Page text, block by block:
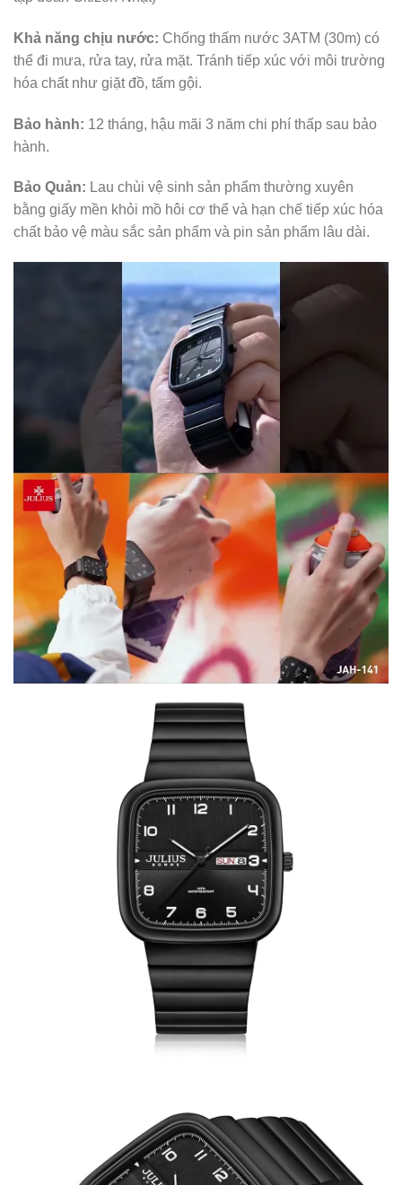
Khả năng chịu nước: Chống thấm nước 3ATM (30m) có
thể đi mưa, rửa tay, rửa mặt. Tránh tiếp xúc với môi trường
hóa chất như giặt đồ, tấm gội.
Bảo hành: 12 tháng, hậu mãi 3 năm chi phí thấp sau bảo
hành.
Bảo Quản: Lau chùi vệ sinh sản phẩm thường xuyên
bằng giấy mền khỏi mồ hôi cơ thể và hạn chế tiếp xúc hóa
chất bảo vệ màu sắc sản phẩm và pin sản phẩm lâu dài.